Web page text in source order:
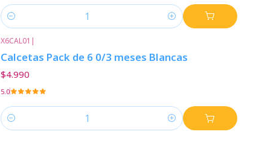
Cantidad
X6CAL01 |
Calcetas Pack de 6 0/3 meses Blancas
$4.990
5.0
Cantidad